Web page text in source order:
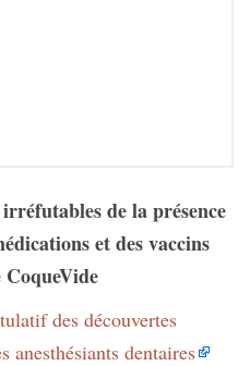
de la présence
et des vaccins
des découvertes
anesthésiants dentaires